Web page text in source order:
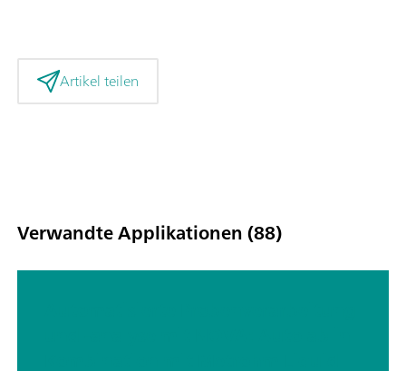
Artikel teilen
Verwandte Applikationen (88)